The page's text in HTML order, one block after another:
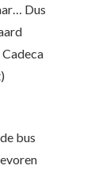
Dus
bus